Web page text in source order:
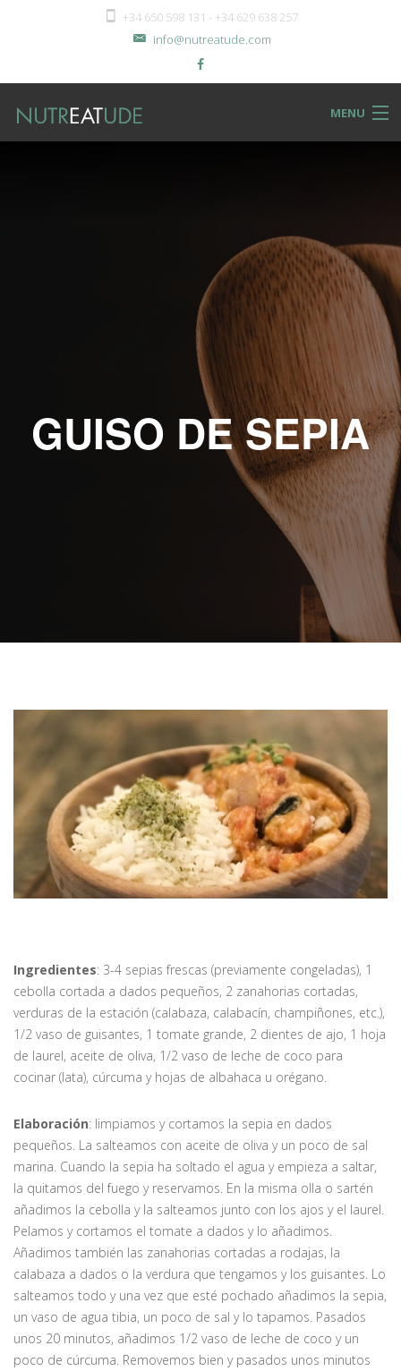
+34 650 598 131 - +34 629 638 257
info@nutreatude.com
MENU
Back
RECIPeatS
RECETAS
ESCRITAS
VIDEO
RECETAS
KIDS
GUISO DE SEPIA
Ingredientes: 3-4 sepias frescas (previamente congeladas), 1
cebolla cortada a dados pequeños, 2 zanahorias cortadas,
verduras de la estación (calabaza, calabacín, champiñones, etc.),
1/2 vaso de guisantes, 1 tomate grande, 2 dientes de ajo, 1 hoja
de laurel, aceite de oliva, 1/2 vaso de leche de coco para
cocinar (lata), cúrcuma y hojas de albahaca u orégano.
Elaboración: limpiamos y cortamos la sepia en dados
pequeños. La salteamos con aceite de oliva y un poco de sal
marina. Cuando la sepia ha soltado el agua y empieza a saltar,
la quitamos del fuego y reservamos. En la misma olla o sartén
añadimos la cebolla y la salteamos junto con los ajos y el laurel.
Pelamos y cortamos el tomate a dados y lo añadimos.
Añadimos también las zanahorias cortadas a rodajas, la
calabaza a dados o la verdura que tengamos y los guisantes. Lo
salteamos todo y una vez que esté pochado añadimos la sepia,
un vaso de agua tibia, un poco de sal y lo tapamos. Pasados
unos 20 minutos, añadimos 1/2 vaso de leche de coco y un
poco de cúrcuma. Removemos bien y pasados unos minutos